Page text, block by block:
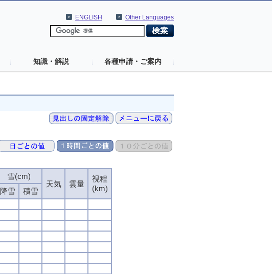
Other Languages
ENGLISH
知識・解説 各種申請・ご案内
雪(cm)
天気
雲量
視程
(km)
降雪
積雪
雪(cm)
天気
雲量
視程
(km)
降雪
積雪
雪(cm)
天気
雲量
視程
(km)
降雪
積雪
雪(cm)
天気
雲量
視程
(km)
降雪
積雪